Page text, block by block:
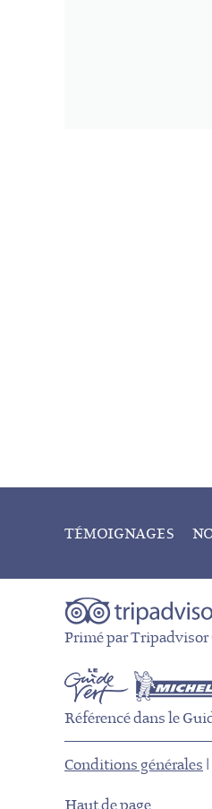
TÉMOIGNAGES
Primé par Tripadvisor
Référencé dans le
Conditions générales |